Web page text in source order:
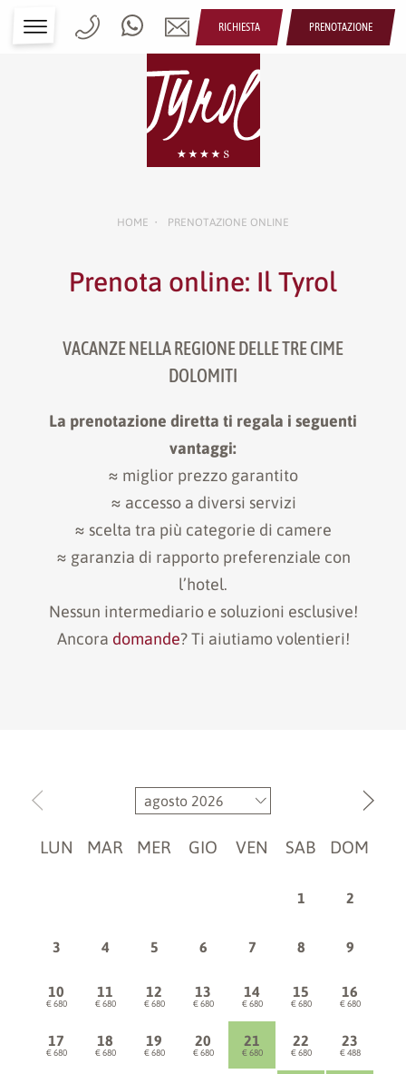
RICHIESTA PRENOTAZIONE
HOME • PRENOTAZIONE ONLINE
Prenota online: Il Tyrol
VACANZE NELLA REGIONE DELLE TRE CIME
DOLOMITI
La prenotazione diretta ti regala i seguenti
vantaggi:
≈ miglior prezzo garantito
≈ accesso a diversi servizi
≈ scelta tra più categorie di camere
≈ garanzia di rapporto preferenziale con
l’hotel.
Nessun intermediario e soluzioni esclusive!
Ancora domande? Ti aiutiamo volentieri!